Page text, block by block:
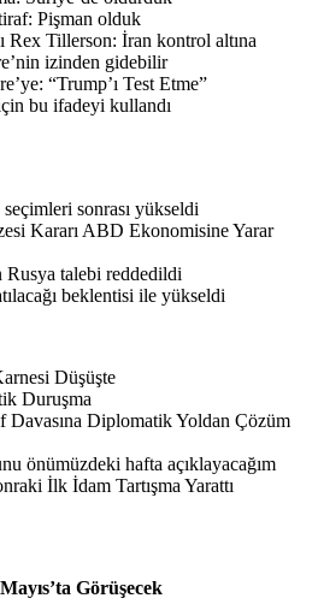
Pişman olduk
Rex Tillerson: İran kontrol altına
izinden gidebilir
“Trump’ı Test Etme”
bu ifadeyi kullandı
sonrası yükseldi
Kararı ABD Ekonomisine Yarar
talebi reddedildi
beklentisi ile yükseldi
Düşüşte
Duruşma
Diplomatik Yoldan Çözüm
önümüzdeki hafta açıklayacağım
İlk İdam Tartışma Yarattı
Görüşecek